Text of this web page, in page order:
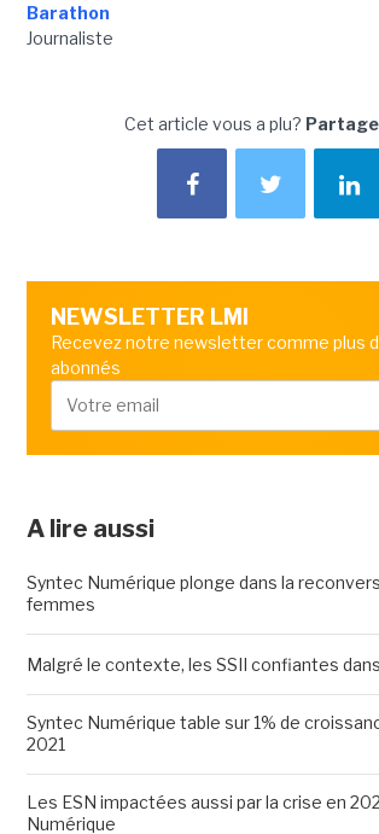
Barathon
Journaliste
Cet article vous a plu?
NEWSLETTER LMI
Recevez notre newsletter comme plus
abonnés
A lire aussi
Syntec Numérique plonge dans la
femmes
Malgré le contexte, les SSII confiantes
Syntec Numérique table sur 1% de
2021
Les ESN impactées aussi par la crise en
Numérique